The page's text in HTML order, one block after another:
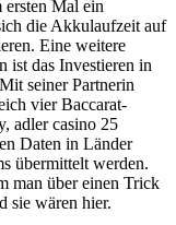
ersten Mal ein
die Akkulaufzeit auf
Eine weitere
ist das Investieren in
seiner Partnerin
vier Baccarat-
adler casino 25
Daten in Länder
übermittelt werden.
man über einen Trick
sie wären hier.